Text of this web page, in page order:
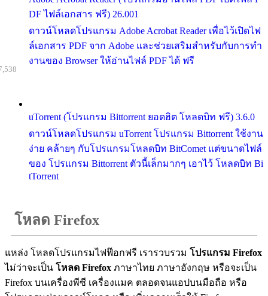
DF ไฟล์เอกสาร ฟรี) 26.001
ดาวน์โหลดโปรแกรม Adobe Acrobat Reader เพื่อไว้เปิดไฟ
ล์เอกสาร PDF จาก Adobe และช่วยเสริมสำหรับกับการทำ
งานของ Browser ให้อ่านไฟล์ PDF ได้ ฟรี
uTorrent (โปรแกรม Bittorrent ยอดฮิต โหลดบิท ฟรี) 3.6.0
ดาวน์โหลดโปรแกรม uTorrent โปรแกรม Bittorrent ใช้งาน
ง่าย คล้ายๆ กับโปรแกรมโหลดบิท BitComet แต่ขนาดไฟล์
ของ โปรแกรม Bittorrent ตัวนี้เล็กมากๆ เอาไว้ โหลดบิท Bi
tTorrent
โหลด Firefox
แหล่ง โหลดโปรแกรมไฟฟ๊อกฟรี เรารวบรวม โปรแกรม Firefox
ไม่ว่าจะเป็น โหลด Firefox ภาษาไทย ภาษาอังกฤษ หรือจะเป็น
Firefox บนเครื่องพีซี เครื่องแมค ตลอดจนแอปบนมือถือ หรือ